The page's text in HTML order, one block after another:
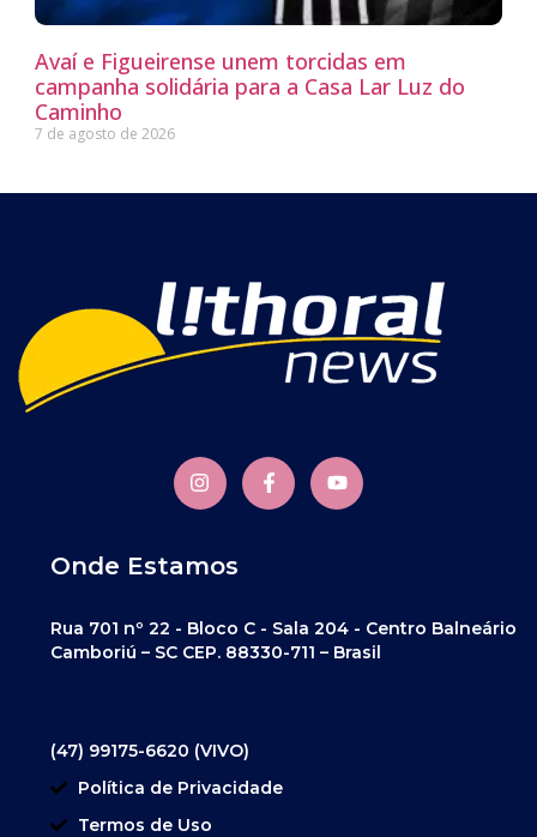
Avaí e Figueirense unem torcidas em
campanha solidária para a Casa Lar Luz do
Caminho
7 de agosto de 2026
Onde Estamos
Rua 701 nº 22 - Bloco C - Sala 204 - Centro Balneário
Camboriú – SC CEP. 88330-711 – Brasil
(47) 99175-6620 (VIVO)
Política de Privacidade
Termos de Uso